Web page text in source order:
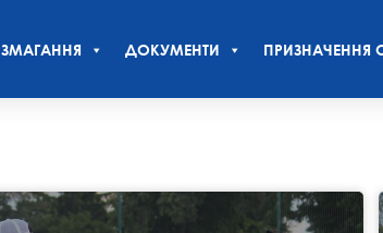
ЗМАГАННЯ ДОКУМЕНТИ ПРИЗНАЧЕННЯ